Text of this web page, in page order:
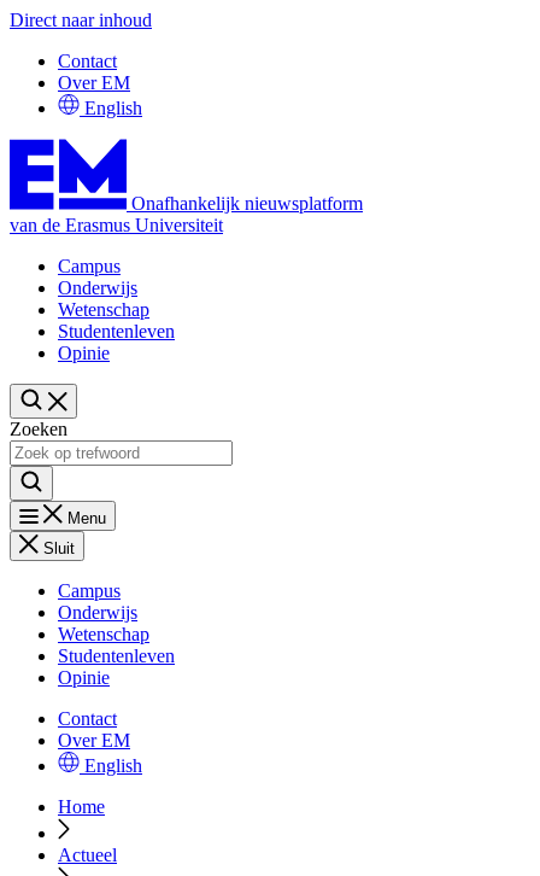
Direct naar inhoud
Contact
Over EM
English
Onafhankelijk nieuwsplatform
van de Erasmus Universiteit
Campus
Onderwijs
Wetenschap
Studentenleven
Opinie
Zoeken
Menu
Sluit
Campus
Onderwijs
Wetenschap
Studentenleven
Opinie
Contact
Over EM
English
Home
Actueel